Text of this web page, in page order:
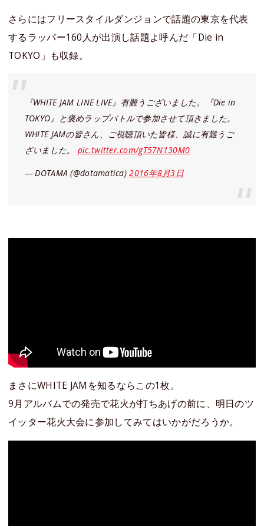
さらにはフリースタイルダンジョンで話題の東京を代表
するラッパー160人が出演し話題よ呼んだ「Die in
TOKYO」も収録。
『WHITE JAM LINE LIVE』有難うございました。『Die in
TOKYO』と褒めラップバトルで参加させて頂きました。
WHITE JAMの皆さん、ご視聴頂いた皆様、誠に有難うご
ざいました。 pic.twitter.com/gT57N130M0
— DOTAMA (@dotamatica)2016年8月3日
まさにWHITE JAMを知るならこの1枚。
9月アルバムでの発売で花火が打ちあげの前に、明日のツ
イッター花火大会に参加してみてはいかがだろうか。